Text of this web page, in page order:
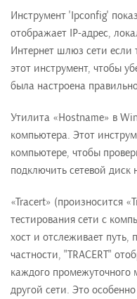
Инструмент 'Ipconfig'
отображает IP-адрес,
Интернет шлюз сети если
этот инструмент, чтобы
была настроена
Утилита «Hostname» в
компьютера. Этот
компьютере, чтобы
подключить сетевой диск
«Tracert» (произносится
тестирования сети с
хост и отслеживает
частности, "TRACERT"
каждого
другой сети. Это